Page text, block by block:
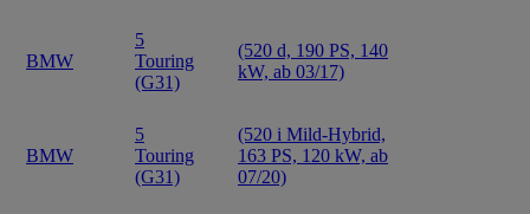
BMW
5
Touring
(G31)
(520 d, 190 PS, 140
kW, ab 03/17)
BMW
5
Touring
(G31)
(520 i Mild-Hybrid,
163 PS, 120 kW, ab
07/20)